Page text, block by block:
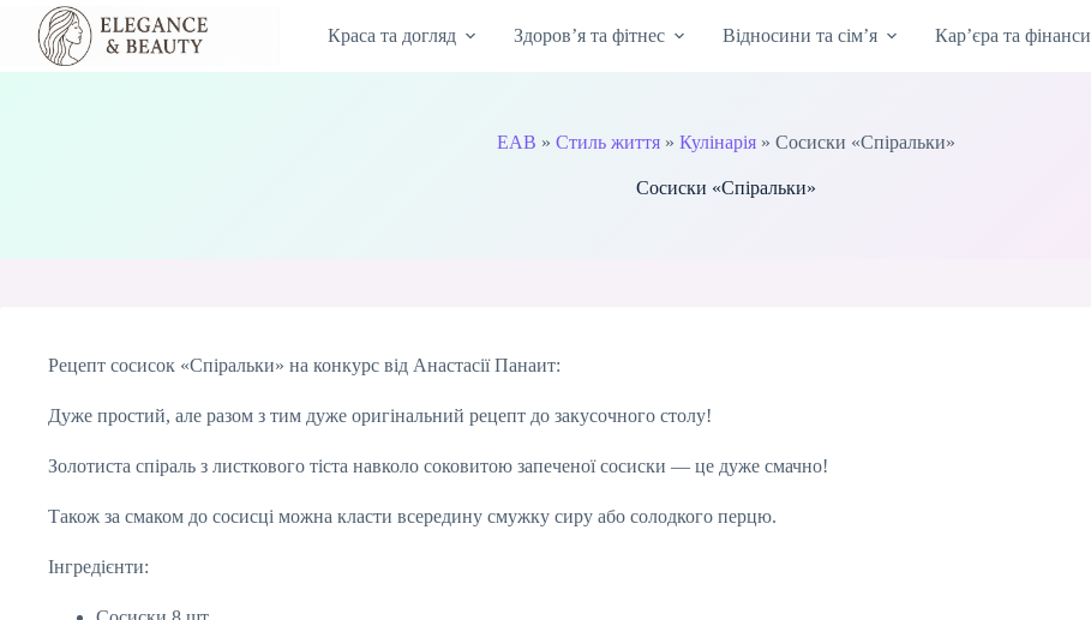
Перейти
вмісту
Краса та догляд Здоров’я та фітнес Відносини та сім’я Кар’єра та фінанси
EAB » Стиль життя» Кулінарія» Сосиски «Спіральки»
Сосиски «Спіральки»
Рецепт сосисок «Спіральки» на конкурс від Анастасії Панаит:
Дуже простий, але разом з тим дуже оригінальний рецепт до закусочного столу!
Золотиста спіраль з листкового тіста навколо соковитою запеченої сосиски — це дуже смачно!
Також за смаком до сосисці можна класти всередину смужку сиру або солодкого перцю.
Інгредієнти: